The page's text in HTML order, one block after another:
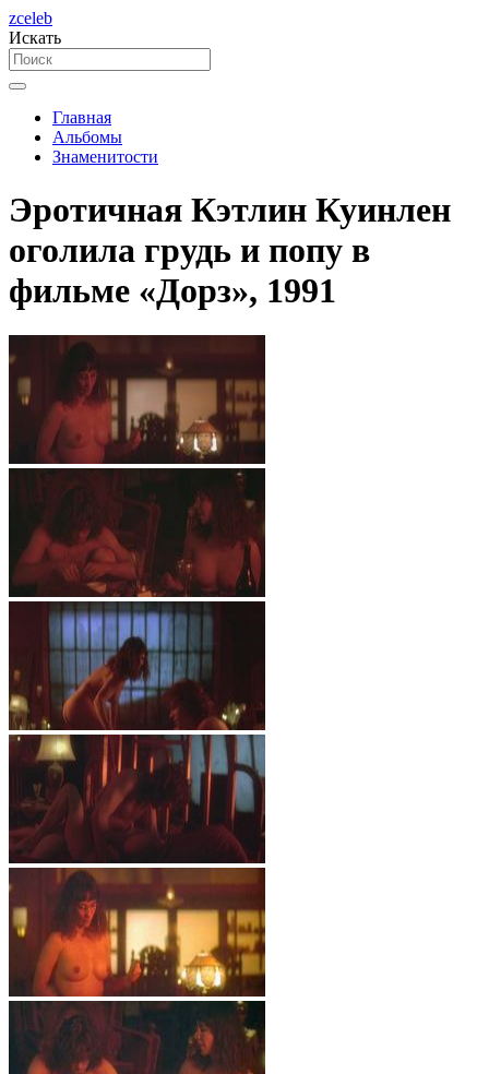
zceleb
Искать
Главная
Альбомы
Знаменитости
Эротичная Кэтлин Куинлен
оголила грудь и попу в
фильме «Дорз», 1991